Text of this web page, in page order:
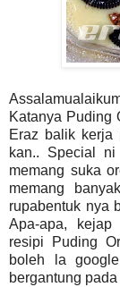
Katanya Puding
Eraz balik kerja
kan.. Special
memang suka
memang
rupabentuk nya
Apa-apa,
resipi Puding
boleh la
bergantung